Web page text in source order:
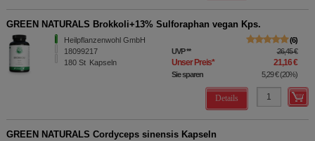
GREEN NATURALS Brokkoli+13% Sulforaphan vegan Kps.
Heilpflanzenwohl GmbH
18099217
180 St Kapseln
6
UVP** 26,45 €
Unser Preis* 21,16 €
Sie sparen 5,29 €(20%)
Details
GREEN NATURALS Cordyceps sinensis Kapseln